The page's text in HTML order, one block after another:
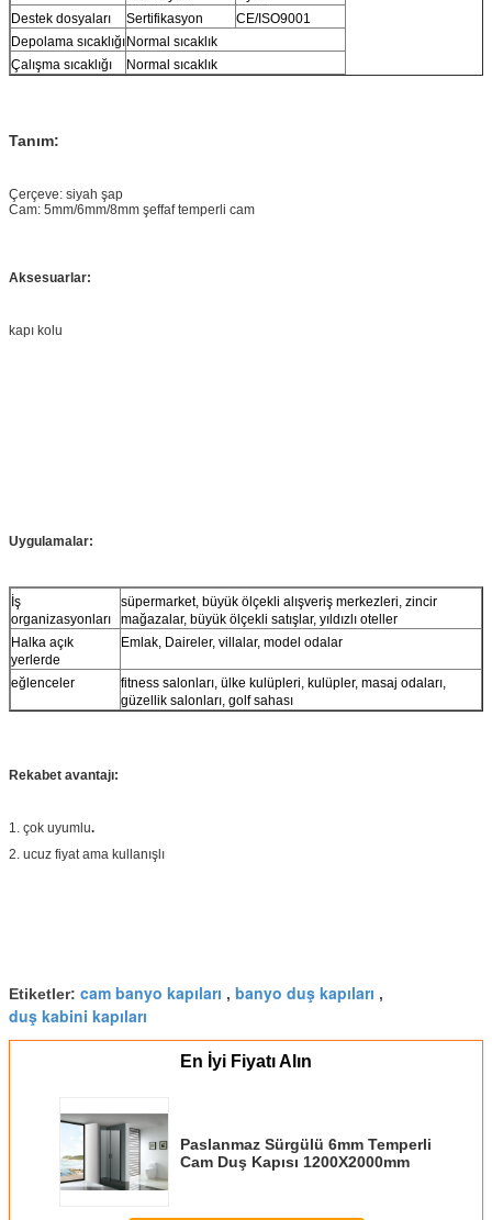
Destek dosyaları
Sertifikasyon
CE/ISO9001
Depolama sıcaklığı Normal sıcaklık
Çalışma sıcaklığı
Normal sıcaklık
Tanım:
Çerçeve: siyah şap
Cam: 5mm/6mm/8mm şeffaf temperli cam
Aksesuarlar:
kapı kolu
Uygulamalar:
İş
organizasyonları
süpermarket, büyük ölçekli alışveriş merkezleri, zincir
mağazalar, büyük ölçekli satışlar, yıldızlı oteller
Halka açık
yerlerde
Emlak, Daireler, villalar, model odalar
eğlenceler
fitness salonları, ülke kulüpleri, kulüpler, masaj odaları,
güzellik salonları, golf sahası
Rekabet avantajı:
1. çok uyumlu.
2. ucuz fiyat ama kullanışlı
Etiketler: cam banyo kapıları , banyo duş kapıları ,
duş kabini kapıları
En İyi Fiyatı Alın
Paslanmaz Sürgülü 6mm Temperli
Cam Duş Kapısı 1200X2000mm